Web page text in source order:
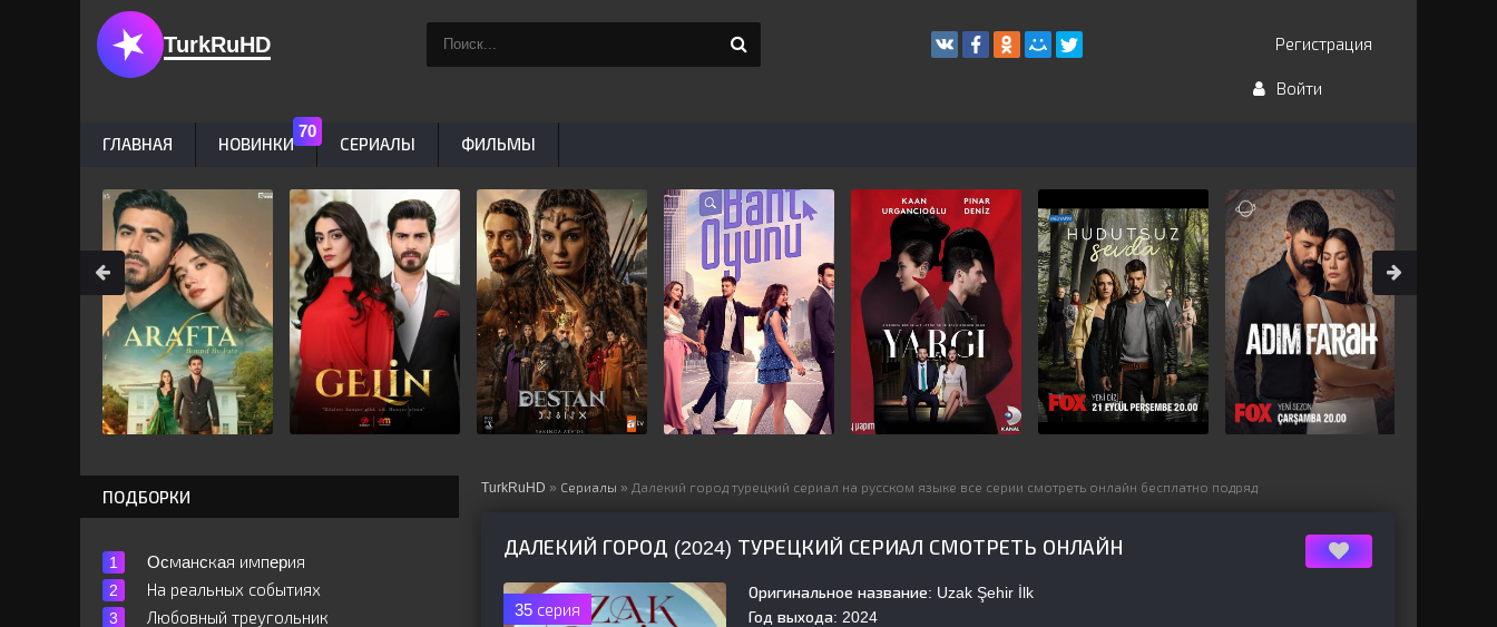
TurkRuHD » Сериалы » Далекий город турецкий сериал на русском языке все серии смотреть онлайн бесплатно подряд
ДАЛЕКИЙ ГОРОД (2024) ТУРЕЦКИЙ СЕРИАЛ СМОТРЕТЬ ОНЛАЙН
35 серия
Оригинальное название: Uzak Şehir İlk
Год выхода: 2024
ПОДБОРКИ
Ocмaнcкaя импepия
На реальных событиях
Любовный треугольник
TurkRuHD Регистрация
Войти
ГЛАВНАЯ НОВИНКИ СЕРИАЛЫ ФИЛЬМЫ